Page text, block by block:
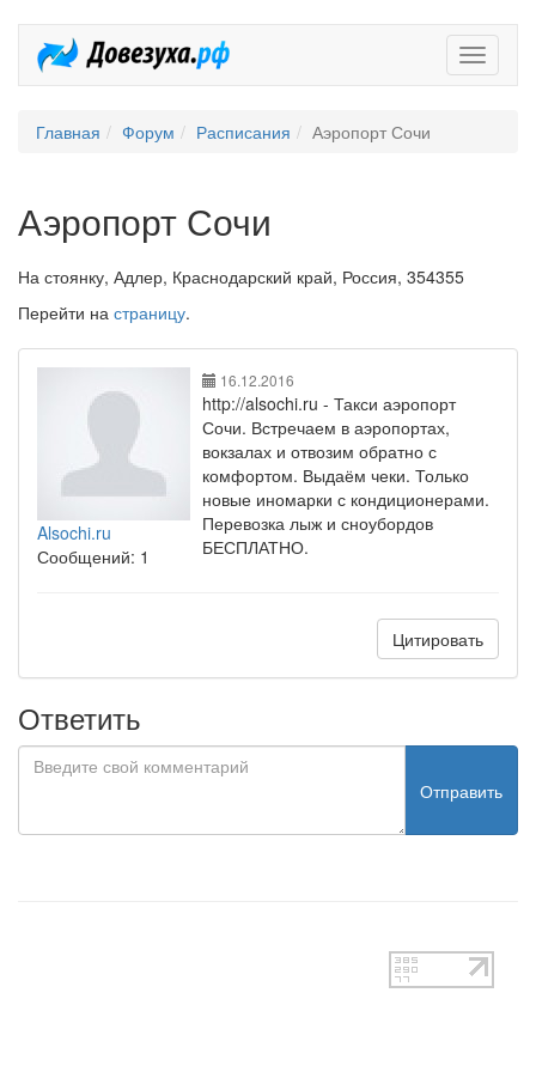
Главная Форум Расписания Аэропорт Сочи
Аэропорт Сочи
На стоянку, Адлер, Краснодарский край, Россия, 354355
Перейти на страницу.
Alsochi.ru
Сообщений: 1
16.12.2016
http://alsochi.ru - Такси аэропорт
Сочи. Встречаем в аэропортах,
вокзалах и отвозим обратно с
комфортом. Выдаём чеки. Только
новые иномарки с кондиционерами.
Перевозка лыж и сноубордов
БЕСПЛАТНО.
Цитировать
Ответить
Отправить